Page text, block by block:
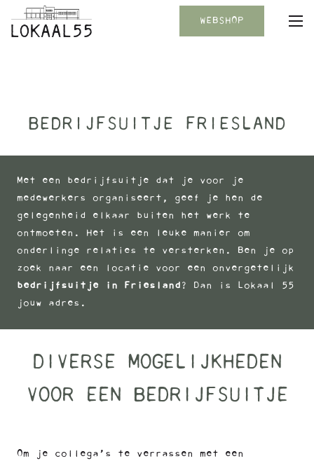
WEBSHOP
BEDRIJFSUITJE FRIESLAND
Met een bedrijfsuitje dat je voor je
medewerkers organiseert, geef je hen de
gelegenheid elkaar buiten het werk te
ontmoeten. Het is een leuke manier om
onderlinge relaties te versterken. Ben je op
zoek naar een locatie voor een onvergetelijk
bedrijfsuitje in Friesland? Dan is Lokaal 55
jouw adres.
DIVERSE MOGELIJKHEDEN
VOOR EEN BEDRIJFSUITJE
Om je collega’s te verrassen met een